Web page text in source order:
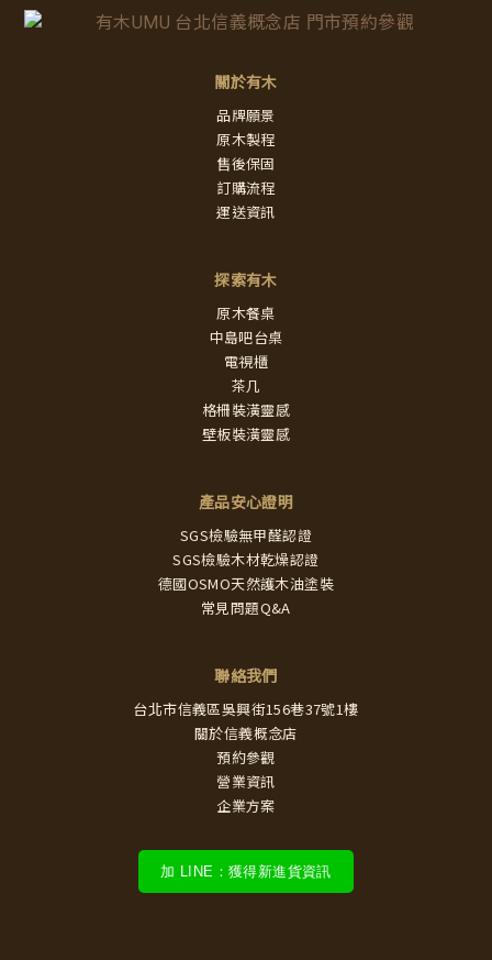
關於有木
品牌願景
原木製程
售後保固
訂購流程
運送資訊
探索有木
原木餐桌
中島吧台桌
電視櫃
茶几
格柵裝潢靈感
壁板裝潢靈感
產品安心證明
SGS檢驗無甲醛認證
SGS檢驗木材乾燥認證
德國OSMO天然護木油塗裝
常見問題Q&A
聯絡我們
台北市信義區吳興街156巷37號1樓
關於信義概念店
預約參觀
營業資訊
企業方案
加 LINE：獲得新進貨資訊